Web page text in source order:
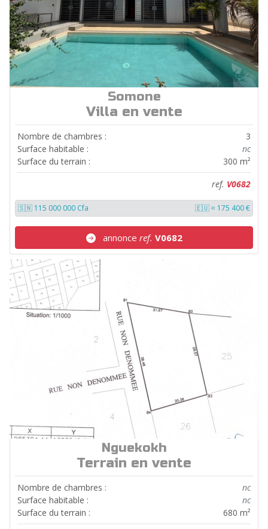
Somone
Villa en vente
Nombre de chambres :
3
Surface habitable :
nc
Surface du terrain :
300 m²
ref. V0682
🇸🇳 115 000 000 Cfa 🇪🇺 ≈ 175 400 €
annonce ref. V0682
ref.
Nguekokh
Terrain en vente
Nombre de chambres :
nc
Surface habitable :
nc
Surface du terrain :
680 m²